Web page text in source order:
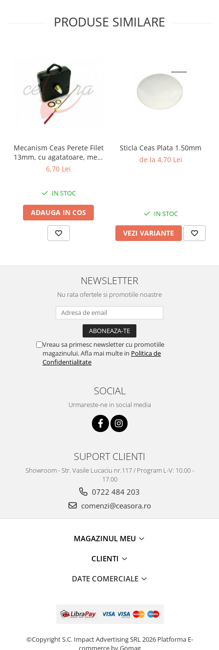
PRODUSE SIMILARE
Mecanism Ceas Perete Filet
13mm, cu agatatoare, mers
continuu, repere incluse
6,70 Lei
IN STOC
ADAUGA IN COS
Sticla Ceas Plata 1.50mm
de la 4,70 Lei
IN STOC
VEZI VARIANTE
NEWSLETTER
Nu rata ofertele si promotiile noastre
Vreau sa primesc newsletter cu promotiile
magazinului. Afla mai multe in Politica de
Confidentialitate
SOCIAL
Urmareste-ne in social media
SUPORT CLIENTI
Showroom - Str. Vasile Lucaciu nr.117 / Program L-V: 10.00 -
17.00
0722 484 203
comenzi@ceasora.ro
MAGAZINUL MEU
CLIENTI
DATE COMERCIALE
©Copyright S.C. Impact Advertising SRL 2026 Platforma E-
commerce by Gomag